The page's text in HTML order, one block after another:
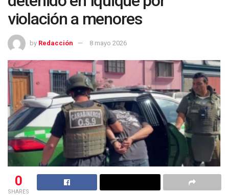
violación a menores
by Redacción 8 mayo 2026
0
SHARES